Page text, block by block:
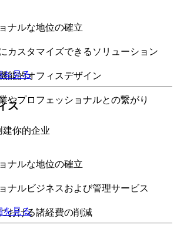
ナルな地位の確立
カスタマイズできるソリューション
能的オフィスデザイン
やプロフェッショナルとの繋がり
を見る
ス
你的企业
ナルな地位の確立
ナルビジネスおよび管理サービス
おける諸経費の削減
を見る